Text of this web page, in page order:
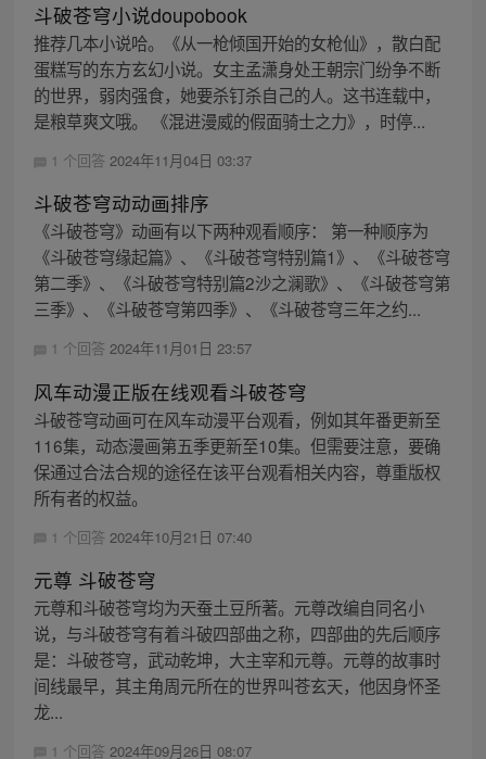
斗破苍穹小说doupobook
推荐几本小说哈。《从一枪倾国开始的女枪仙》，散白配
蛋糕写的东方玄幻小说。女主孟潇身处王朝宗门纷争不断
的世界，弱肉强食，她要杀钉杀自己的人。这书连载中，
是粮草爽文哦。 《混进漫威的假面骑士之力》，时停...
1 个回答 2024年11月04日 03:37
斗破苍穹动动画排序
《斗破苍穹》动画有以下两种观看顺序： 第一种顺序为
《斗破苍穹缘起篇》、《斗破苍穹特别篇1》、《斗破苍穹
第二季》、《斗破苍穹特别篇2沙之澜歌》、《斗破苍穹第
三季》、《斗破苍穹第四季》、《斗破苍穹三年之约...
1 个回答 2024年11月01日 23:57
风车动漫正版在线观看斗破苍穹
斗破苍穹动画可在风车动漫平台观看，例如其年番更新至
116集，动态漫画第五季更新至10集。但需要注意，要确
保通过合法合规的途径在该平台观看相关内容，尊重版权
所有者的权益。
1 个回答 2024年10月21日 07:40
元尊 斗破苍穹
元尊和斗破苍穹均为天蚕土豆所著。元尊改编自同名小
说，与斗破苍穹有着斗破四部曲之称，四部曲的先后顺序
是：斗破苍穹，武动乾坤，大主宰和元尊。元尊的故事时
间线最早，其主角周元所在的世界叫苍玄天，他因身怀圣
龙...
1 个回答 2024年09月26日 08:07